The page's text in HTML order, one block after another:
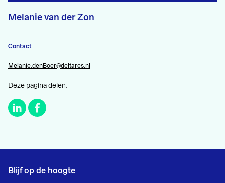
Melanie van der Zon
Contact
Melanie.denBoer@deltares.nl
Deze pagina delen.
Blijf op de hoogte